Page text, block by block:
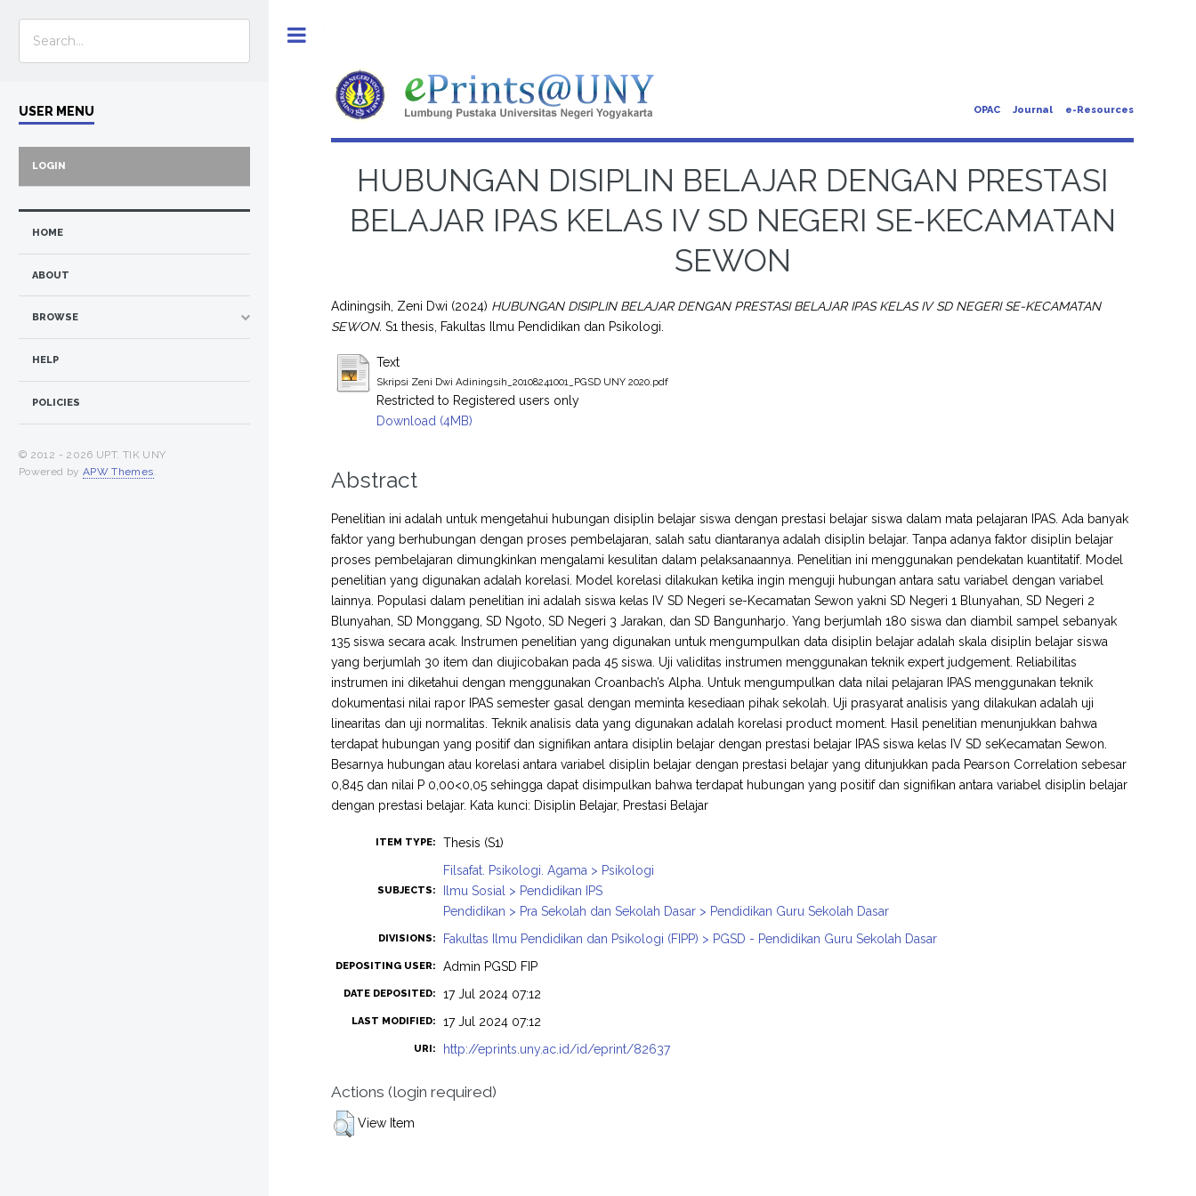
OPAC Journal e-Resources
HUBUNGAN DISIPLIN BELAJAR DENGAN PRESTASI
BELAJAR IPAS KELAS IV SD NEGERI SE-KECAMATAN
SEWON
Adiningsih, Zeni Dwi (2024) HUBUNGAN DISIPLIN BELAJAR DENGAN PRESTASI BELAJAR IPAS KELAS IV SD NEGERI SE-KECAMATAN
SEWON. S1 thesis, Fakultas Ilmu Pendidikan dan Psikologi.
Text
Skripsi Zeni Dwi Adiningsih_20108241001_PGSD UNY 2020.pdf
Restricted to Registered users only
Download (4MB)
Abstract
Penelitian ini adalah untuk mengetahui hubungan disiplin belajar siswa dengan prestasi belajar siswa dalam mata pelajaran IPAS. Ada banyak
faktor yang berhubungan dengan proses pembelajaran, salah satu diantaranya adalah disiplin belajar. Tanpa adanya faktor disiplin belajar
proses pembelajaran dimungkinkan mengalami kesulitan dalam pelaksanaannya. Penelitian ini menggunakan pendekatan kuantitatif. Model
penelitian yang digunakan adalah korelasi. Model korelasi dilakukan ketika ingin menguji hubungan antara satu variabel dengan variabel
lainnya. Populasi dalam penelitian ini adalah siswa kelas IV SD Negeri se-Kecamatan Sewon yakni SD Negeri 1 Blunyahan, SD Negeri 2
Blunyahan, SD Monggang, SD Ngoto, SD Negeri 3 Jarakan, dan SD Bangunharjo. Yang berjumlah 180 siswa dan diambil sampel sebanyak
135 siswa secara acak. Instrumen penelitian yang digunakan untuk mengumpulkan data disiplin belajar adalah skala disiplin belajar siswa
yang berjumlah 30 item dan diujicobakan pada 45 siswa. Uji validitas instrumen menggunakan teknik expert judgement. Reliabilitas
instrumen ini diketahui dengan menggunakan Croanbach’s Alpha. Untuk mengumpulkan data nilai pelajaran IPAS menggunakan teknik
dokumentasi nilai rapor IPAS semester gasal dengan meminta kesediaan pihak sekolah. Uji prasyarat analisis yang dilakukan adalah uji
linearitas dan uji normalitas. Teknik analisis data yang digunakan adalah korelasi product moment. Hasil penelitian menunjukkan bahwa
terdapat hubungan yang positif dan signifikan antara disiplin belajar dengan prestasi belajar IPAS siswa kelas IV SD seKecamatan Sewon.
Besarnya hubungan atau korelasi antara variabel disiplin belajar dengan prestasi belajar yang ditunjukkan pada Pearson Correlation sebesar
0,845 dan nilai P 0,00<0,05 sehingga dapat disimpulkan bahwa terdapat hubungan yang positif dan signifikan antara variabel disiplin belajar
dengan prestasi belajar. Kata kunci: Disiplin Belajar, Prestasi Belajar
ITEM TYPE: Thesis (S1)
SUBJECTS:
Filsafat. Psikologi. Agama > Psikologi
Ilmu Sosial > Pendidikan IPS
Pendidikan > Pra Sekolah dan Sekolah Dasar > Pendidikan Guru Sekolah Dasar
DIVISIONS: Fakultas Ilmu Pendidikan dan Psikologi (FIPP) > PGSD - Pendidikan Guru Sekolah Dasar
DEPOSITING USER: Admin PGSD FIP
DATE DEPOSITED: 17 Jul 2024 07:12
LAST MODIFIED: 17 Jul 2024 07:12
URI: http://eprints.uny.ac.id/id/eprint/82637
Actions (login required)
View Item
USER MENU
LOGIN
HOME
ABOUT
BROWSE
HELP
POLICIES
© 2012 - 2026 UPT. TIK UNY
Powered by APW Themes